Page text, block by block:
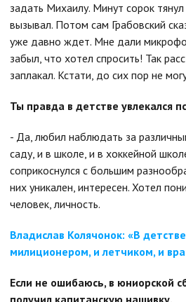
задать Михаилу. Минут сорок
вызывал. Потом сам Грабовский
уже давно ждет. Мне дали
забыл, что хотел спросить! Так
заплакал. Кстати, до сих пор не
Ты правда в детстве увлекался
- Да, любил наблюдать за
саду, и в школе, и в хоккейной
соприкоснулся с большим
них уникален, интересен. Хотел
человек, личность.
Владислав Колячонок: «В
милиционером, и летчиком, и
Если не ошибаюсь, в юниорской